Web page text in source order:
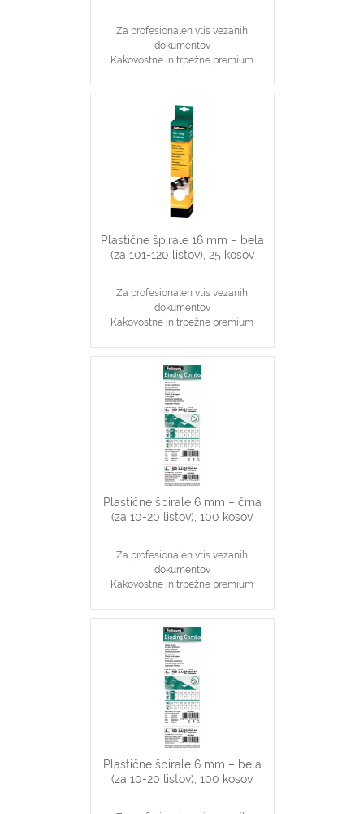
Za profesionalen vtis vezanih
dokumentov
Kakovostne in trpežne premium
Najpopularnjši, ekonomičen in
vsestranski našin vezave dokumentov
16 mm špirale primerne za vezavo
101-120 stranskih dokumentov
Primerno za katerikoli aparat za
plastične špirale na 21 lukenj, ki veže
do 120 listov
Plastične špirale 16 mm – bela
(za 101-120 listov), 25 kosov
Za profesionalen vtis vezanih
dokumentov
Kakovostne in trpežne premium
Najpopularnjši, ekonomičen in
vsestranski našin vezave dokumentov
16 mm špirale primerne za vezavo
101-120 stranskih dokumentov
Primerno za katerikoli aparat za
plastične špirale na 21 lukenj, ki veže
do 120 listov
Plastične špirale 6 mm – črna
(za 10-20 listov), 100 kosov
Za profesionalen vtis vezanih
dokumentov
Kakovostne in trpežne premium
Najpopularnjši, ekonomičen in
vsestranski našin vezave dokumentov
6 mm špirale primerne za vezavo 2-
20 stranskih dokumentov
Primerno za katerikoli aparat za
plastične špirale na 21 lukenj, ki veže
do 20 listov
Plastične špirale 6 mm – bela
(za 10-20 listov), 100 kosov